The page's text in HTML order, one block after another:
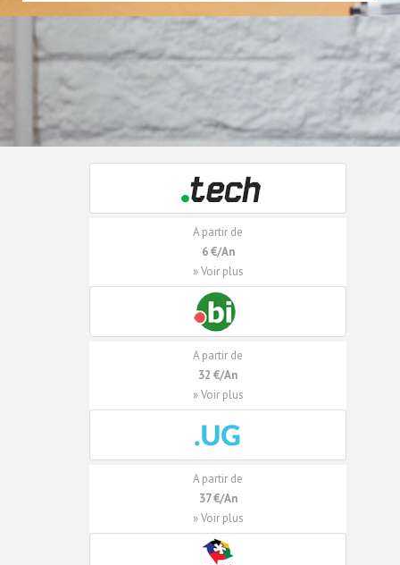
A partir de
6 €/An
» Voir plus
A partir de
32 €/An
» Voir plus
A partir de
37 €/An
» Voir plus